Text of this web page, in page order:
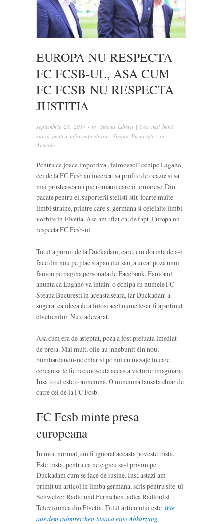
EUROPA NU RESPECTA
FC FCSB-UL, ASA CUM
FC FCSB NU RESPECTA
JUSTITIA
septembrie 28, 2017 · by Steaua Libera | Cea mai bună
sursă pentru informații despre Steaua București · in
Articole
Pentru ca joaca impotriva „faimoasei” echipe Lugano,
cei de la FC Fcsb au incercat sa profite de ocazie si sa
mai prosteasca un pic romanii care ii urmaresc. Din
pacate pentru ei, suporterii stelisti stiu foarte multe
limbi straine, printre care si germana si celelalte limbi
vorbite in Elvetia. Asa am aflat ca, de fapt, Europa nu
respecta FC Fcsb-ul.
Totul a pornit de la Duckadam, care, din dorinta de a-i
face din nou pe plac stapanului sau, a urcat poza unui
fanion pe pagina personala de Facebook. Fanionul
anunta ca Lugano va intalni o echipa cu numele FC
Steaua Bucuresti in aceasta seara, iar Duckadam a
sugerat ca ideea de a folosi acel nume le-ar fi apartinut
elvetienilor. Nu e adevarat.
Asa cum era de asteptat, poza a fost preluata imediat
de presa. Mai mult, oile au innebunit din nou,
bombardandu-ne chiar si pe noi cu mesaje in care
cereau sa le fie recunoscuta aceasta victorie imaginara.
Insa totul este o minciuna. O minciuna lansata chiar de
catre cei de la FC Fcsb.
FC Fcsb minte presa
europeana
In mod normal, am fi ignorat aceasta poveste trista.
Este trista, pentru ca ne e greu sa-l privim pe
Duckadam cum se face de rusine. Insa astazi am
primit un articol in limba germana, scris pentru site-ul
Schweizer Radio und Fernsehen, adica Radioul si
Televiziunea din Elvetia. Titlul articolului este Wie
aus dem ruhmreichen Steaua eine Abkürzung